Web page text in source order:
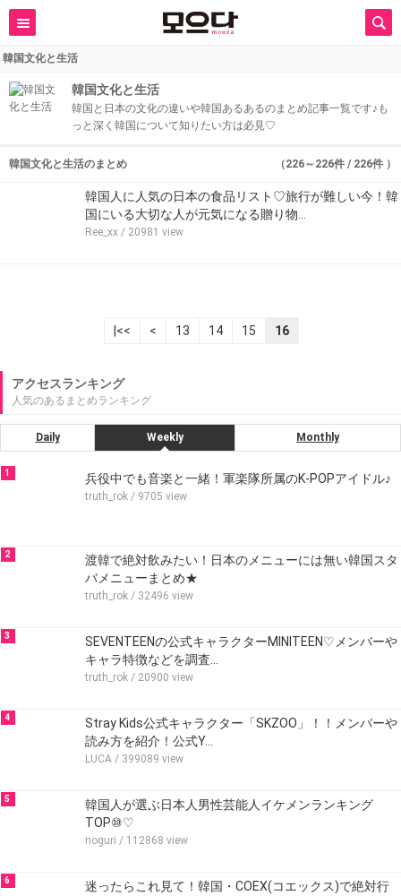
韓国文化と生活
韓国文化と生活
韓国と日本の文化の違いや韓国あるあるのまとめ記事一覧です♪も
っと深く韓国について知りたい方は必見♡
韓国文化と生活のまとめ （226～226件 / 226件 ）
韓国人に人気の日本の食品リスト♡旅行が難しい今！韓
国にいる大切な人が元気になる贈り物…
Ree_xx / 20981 view
|<< < 13 14 15 16
アクセスランキング
人気のあるまとめランキング
Daily Weekly Monthly
1 兵役中でも音楽と一緒！軍楽隊所属のK-POPアイドル♪
truth_rok / 9705 view
2
渡韓で絶対飲みたい！日本のメニューには無い韓国スタ
バメニューまとめ★
truth_rok / 32496 view
3
SEVENTEENの公式キャラクターMINITEEN♡メンバーや
キャラ特徴などを調査…
truth_rok / 20900 view
4
Stray Kids公式キャラクター「SKZOO」！！メンバーや
読み方を紹介！公式Y…
LUCA / 399089 view
5
韓国人が選ぶ日本人男性芸能人イケメンランキング
TOP⑩♡
noguri / 112868 view
6
迷ったらこれ見て！韓国・COEX(コエックス)で絶対行